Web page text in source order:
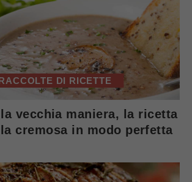
DI RICETTE
vecchia maniera, la ricetta
cremosa in modo perfetta